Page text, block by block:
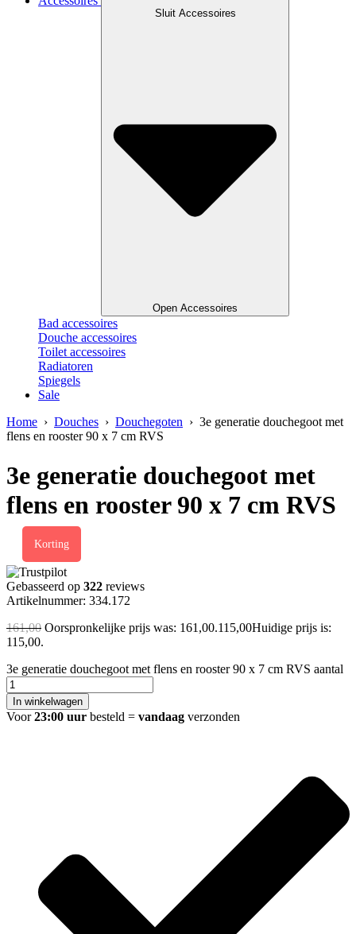
Sluit Accessoires
Open Accessoires
Bad accessoires
Douche accessoires
Toilet accessoires
Radiatoren
Spiegels
Sale
Home › Douches › Douchegoten › 3e generatie douchegoot met
flens en rooster 90 x 7 cm RVS
3e generatie douchegoot met
flens en rooster 90 x 7 cm RVS
Korting
Gebasseerd op 322 reviews
Artikelnummer: 334.172
161,00 Oorspronkelijke prijs was: 161,00.115,00Huidige prijs is:
115,00.
3e generatie douchegoot met flens en rooster 90 x 7 cm RVS aantal
In winkelwagen
Voor23:00 uur besteld = vandaag verzonden